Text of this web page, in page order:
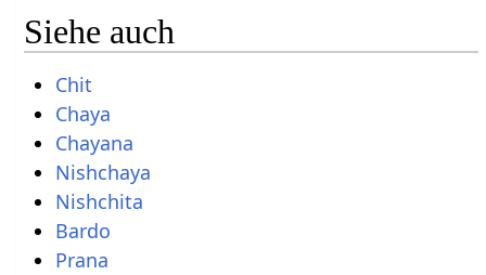
Siehe auch
Chit
Chaya
Chayana
Nishchaya
Nishchita
Bardo
Prana